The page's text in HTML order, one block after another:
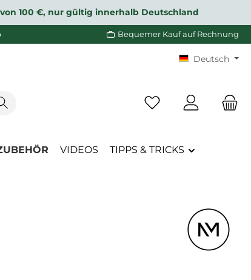
100 €, nur gültig innerhalb Deutschland
Bequemer Kauf auf Rechnung
Deutsch
Du hast 0 Produkte
VIDEOS TIPPS & TRICKS